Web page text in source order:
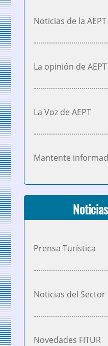
Noticias de la AEPT
La opinión de AEPT
La Voz de AEPT
Mantente
Prensa Turística
Noticias del Sector
Novedades FITUR